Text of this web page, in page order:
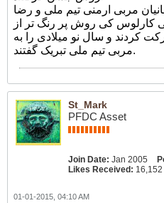
مربی ارمنی تیم ملی و رضا
کارلوس کی روش پر رنگ تر از
کردند و سال نو میلادی را به
مربی تیم ملی تبریک گفتند.
St_Mark
PFDC Asset
Join Date: Jan 2005
Likes Received: 16,152
01-01-2015, 04:10 AM